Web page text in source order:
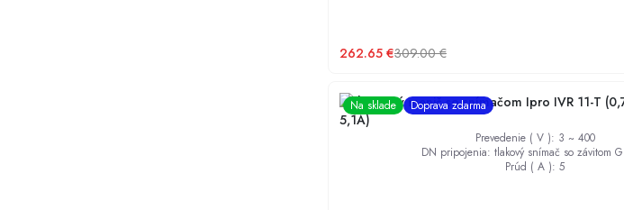
262.65 €309.00€
Na sklade Doprava zdarma
Frekvenčný menič so snímačom Ipro IVR 11-T
5,1A)
Prevedenie ( V ): 3 ~ 400
DN pripojenia: tlakový snímač so závitom
Prúd ( A ): 5